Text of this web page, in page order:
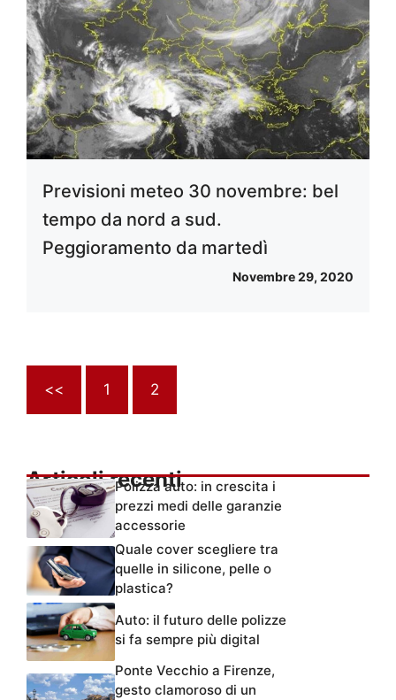
Previsioni meteo 30 novembre: bel
tempo da nord a sud.
Peggioramento da martedì
Novembre 29, 2020
<< 1 2
Articoli recentiPolizza auto: in crescita i
prezzi medi delle garanzie
accessorie
Quale cover scegliere tra
quelle in silicone, pelle o
plastica?
Auto: il futuro delle polizze
si fa sempre più digital
Ponte Vecchio a Firenze,
gesto clamoroso di un